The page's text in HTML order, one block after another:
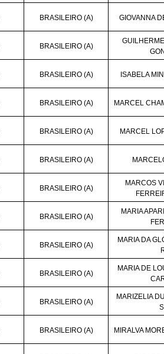
BRASILEIRO (A) GIOVANNA
BRASILEIRO (A)
BRASILEIRO (A) ISABELA
BRASILEIRO (A) MARCEL
BRASILEIRO (A) MARCEL
BRASILEIRO (A)
BRASILEIRO (A)
MARCOS
BRASILEIRO (A)
MARIA
BRASILEIRO (A)
MARIA DA
BRASILEIRO (A)
MARIA DE
BRASILEIRO (A)
MARIZELIA
BRASILEIRO (A) MIRALVA